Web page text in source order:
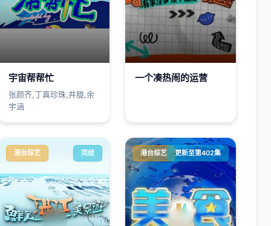
宇宙帮帮忙
张颜齐,丁真珍珠,井胧,余
宇涵
一个凑热闹的运营
港台综艺 完结 港台综艺 更新至第402集